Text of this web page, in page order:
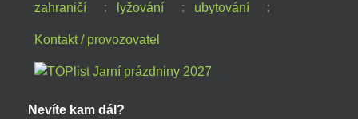
zahraničí : lyžování : ubytování :
Kontakt / provozovatel
Nevíte kam dál?